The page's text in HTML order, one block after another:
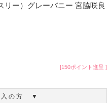
リー）グレーバニー 宮脇咲良
[150ポイント進呈 ]
の方 ▼